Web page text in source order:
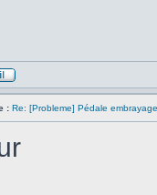
: Re: [Probleme] Pédale embrayage